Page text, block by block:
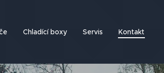
Chladící boxy Servis Kontakt